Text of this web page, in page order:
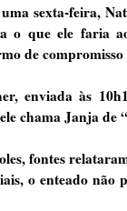
sexta-feira,
o que ele faria
de
enviada às
chama Janja de
fontes
o enteado